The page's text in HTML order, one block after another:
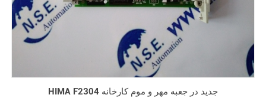
HIMA F2304 جدید در جعبه مهر و موم کارخانه